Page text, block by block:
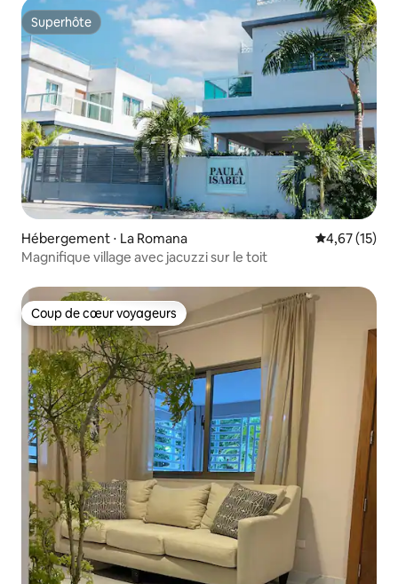
Superhôte
Superhôte
Hébergement ⋅ La Romana Évaluation
4,67 (15)
Magnifique village avec jacuzzi sur le toit
Coup de cœur voyageurs
Coup de cœur voyageurs